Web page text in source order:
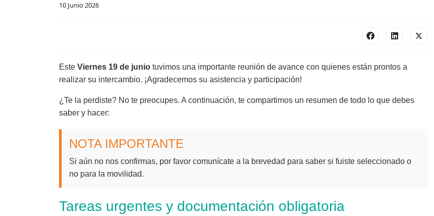
10 Junio 2026
Este Viernes 19 de junio tuvimos una importante reunión de avance con quienes están prontos a
realizar su intercambio. ¡Agradecemos su asistencia y participación!
¿Te la perdiste? No te preocupes. A continuación, te compartimos un resumen de todo lo que debes
saber y hacer:
NOTA IMPORTANTE
Si aún no nos confirmas, por favor comunícate a la brevedad para saber si fuiste seleccionado o
no para la movilidad.
Tareas urgentes y documentación obligatoria